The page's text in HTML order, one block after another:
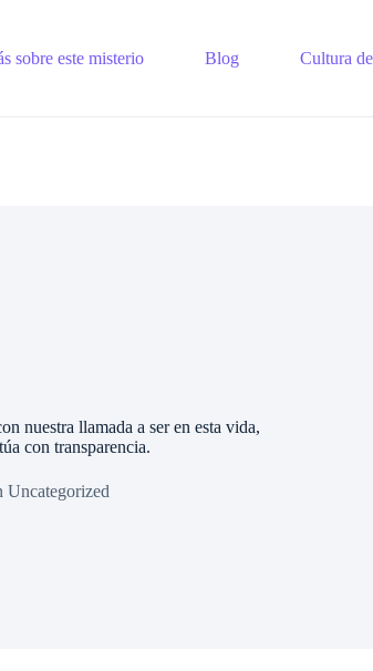
sobre este misterio Blog Cultura
nuestra llamada a ser en esta vida,
con transparencia.
Uncategorized